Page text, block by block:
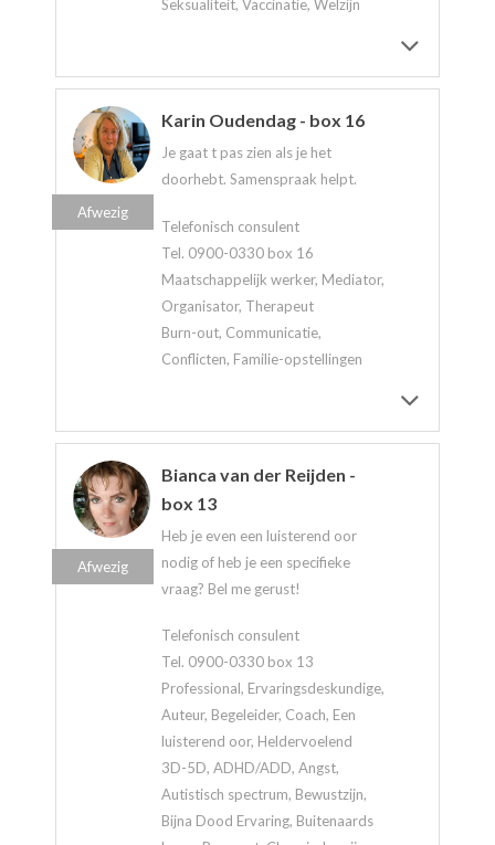
Seksualiteit, Vaccinatie, Welzijn
Karin Oudendag - box 16
Je gaat t pas zien als je het
doorhebt. Samenspraak helpt.
Telefonisch consulent
Tel. 0900-0330 box 16
Maatschappelijk werker, Mediator,
Organisator, Therapeut
Burn-out, Communicatie,
Conflicten, Familie-opstellingen
Afwezig
Bianca van der Reijden -
box 13
Heb je even een luisterend oor
nodig of heb je een specifieke
vraag? Bel me gerust!
Telefonisch consulent
Tel. 0900-0330 box 13
Professional, Ervaringsdeskundige,
Auteur, Begeleider, Coach, Een
luisterend oor, Heldervoelend
3D-5D, ADHD/ADD, Angst,
Autistisch spectrum, Bewustzijn,
Bijna Dood Ervaring, Buitenaards
Afwezig